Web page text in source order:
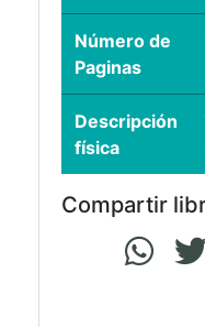
Número de
Paginas
Descripción
física
Compartir